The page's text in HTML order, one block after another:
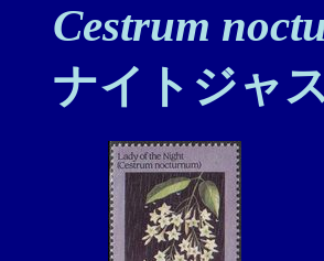
Cestrum
ナイトジャ